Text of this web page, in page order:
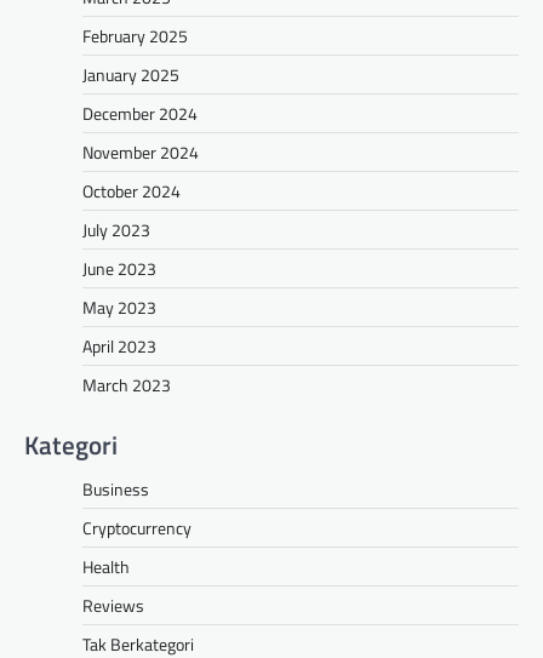
February 2025
January 2025
December 2024
November 2024
October 2024
July 2023
June 2023
May 2023
April 2023
March 2023
Kategori
Business
Cryptocurrency
Health
Reviews
Tak Berkategori